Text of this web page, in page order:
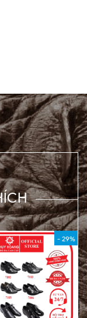
- 29%